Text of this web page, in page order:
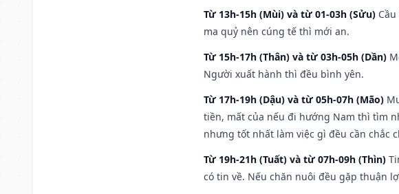
Từ 13h-15h (Mùi) và từ 01-03h (Sửu)
ma quỷ nên cúng tế thì mới an.
Từ 15h-17h (Thân) và từ 03h-05h (Dần)
Người xuất hành thì đều bình yên.
Từ 17h-19h (Dậu) và từ 05h-07h (Mão)
tiền, mất của nếu đi hướng Nam thì tìm
nhưng tốt nhất làm việc gì đều cần chắc
Từ 19h-21h (Tuất) và từ 07h-09h (Thìn)
có tin về. Nếu chăn nuôi đều gặp thuận